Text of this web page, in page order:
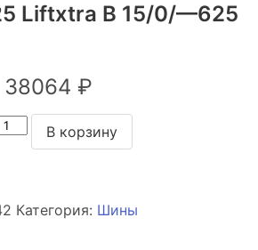
Liftxtra B 15/0/—625
38064 ₽
В корзину
Категория: Шины